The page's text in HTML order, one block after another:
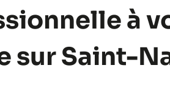
à
sur Saint-